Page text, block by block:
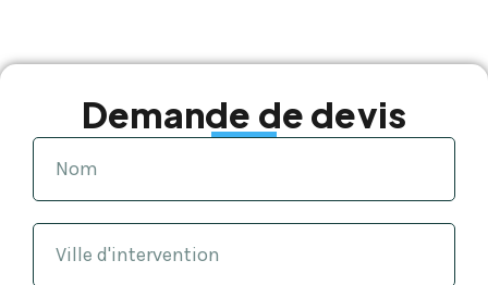
Demande de devis